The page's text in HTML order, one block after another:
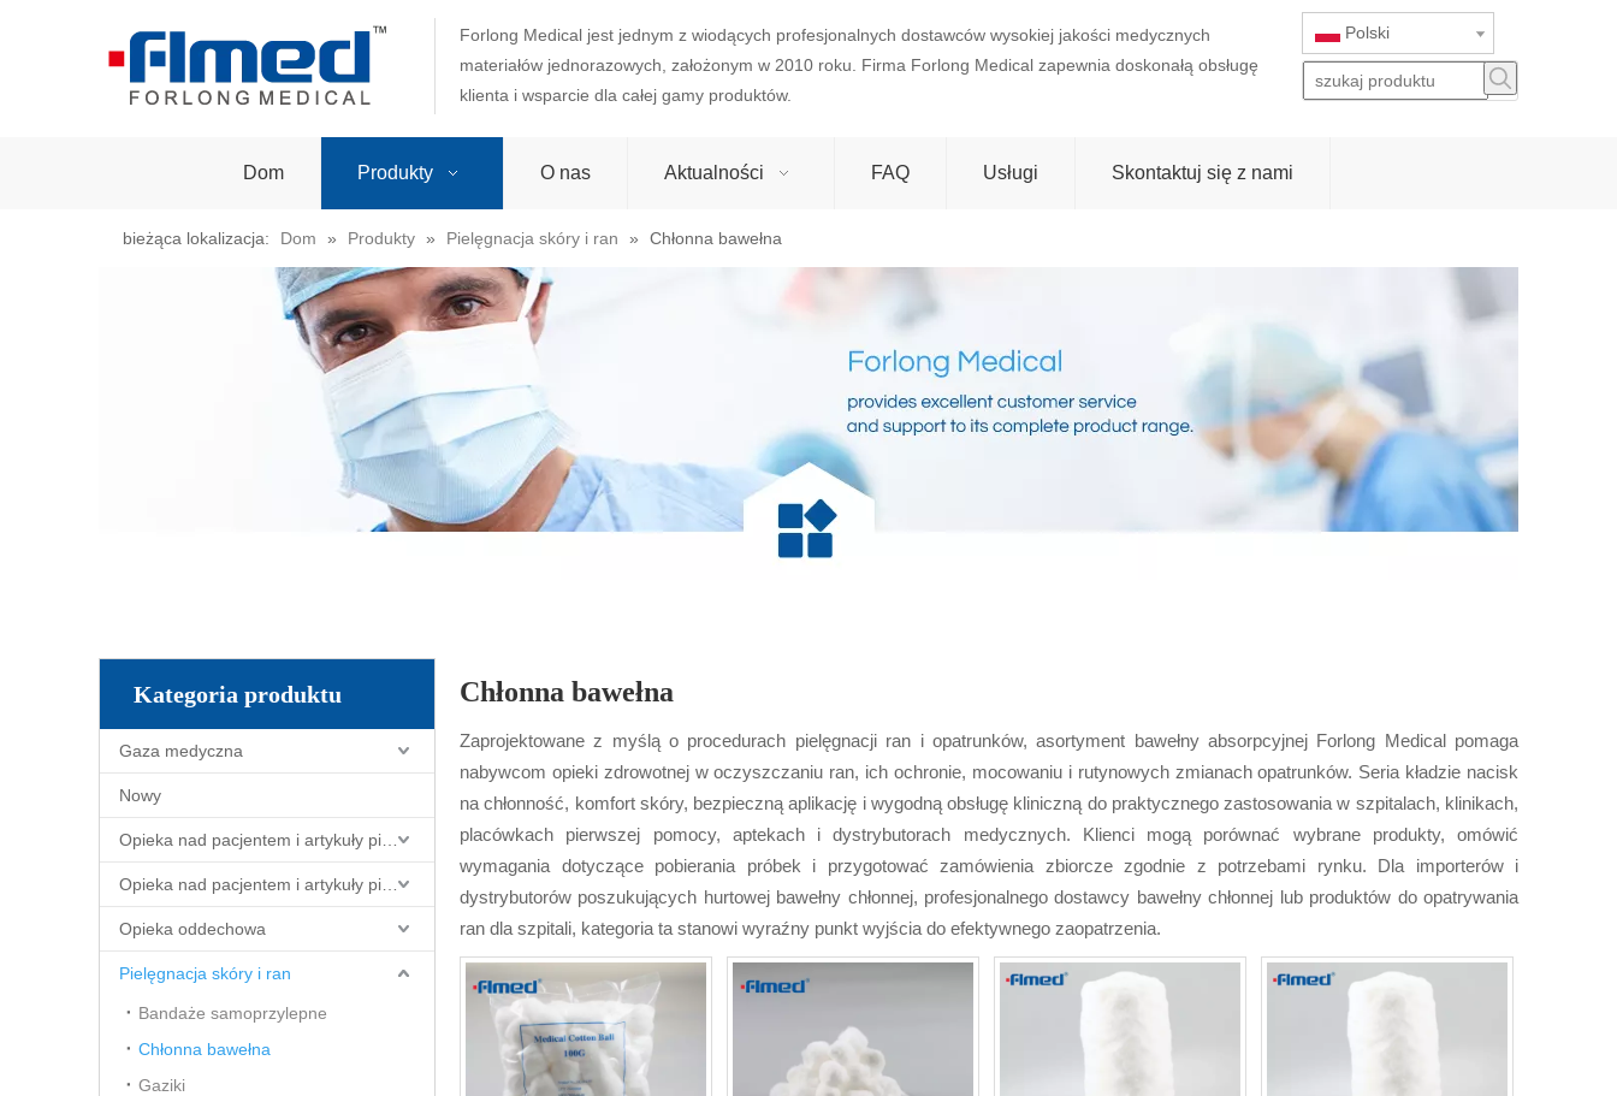
Forlong Medical jest jednym z wiodących profesjonalnych dostawców wysokiej jakości medycznych
materiałów jednorazowych, założonym w 2010 roku. Firma Forlong Medical zapewnia doskonałą obsługę
klienta i wsparcie dla całej gamy produktów.
Polski
Dom Produkty O nas Aktualności FAQ Usługi Skontaktuj się z nami
bieżąca lokalizacja: Dom » Produkty » Pielęgnacja skóry i ran » Chłonna bawełna
Kategoria produktu
Gaza medyczna
Nowy
Opieka oddechowa
Pielęgnacja skóry i ran
Bandaże samoprzylepne
Chłonna bawełna
Gaziki
Chłonna bawełna
Zaprojektowane z myślą o procedurach pielęgnacji ran i opatrunków, asortyment bawełny absorpcyjnej Forlong Medical pomaga
nabywcom opieki zdrowotnej w oczyszczaniu ran, ich ochronie, mocowaniu i rutynowych zmianach opatrunków. Seria kładzie nacisk
na chłonność, komfort skóry, bezpieczną aplikację i wygodną obsługę kliniczną do praktycznego zastosowania w szpitalach, klinikach,
placówkach pierwszej pomocy, aptekach i dystrybutorach medycznych. Klienci mogą porównać wybrane produkty, omówić
wymagania dotyczące pobierania próbek i przygotować zamówienia zbiorcze zgodnie z potrzebami rynku. Dla importerów i
dystrybutorów poszukujących hurtowej bawełny chłonnej, profesjonalnego dostawcy bawełny chłonnej lub produktów do opatrywania
ran dla szpitali, kategoria ta stanowi wyraźny punkt wyjścia do efektywnego zaopatrzenia.